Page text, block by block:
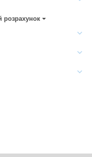
розрахунок